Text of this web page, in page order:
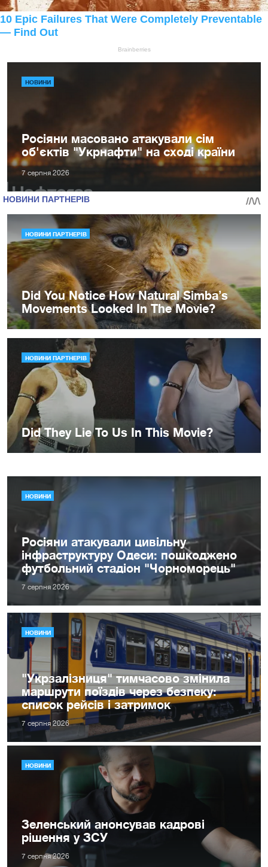
НОВИНИ
Росіяни масовано атакували сім
об'єктів "Укрнафти" на сході країни
7 серпня 2026
НОВИНИ
Росіяни атакували цивільну
інфраструктуру Одеси: пошкоджено
футбольний стадіон "Чорноморець"
7 серпня 2026
НОВИНИ
"Укрзалізниця" тимчасово змінила
маршрути поїздів через безпеку:
список рейсів і затримок
7 серпня 2026
НОВИНИ
Зеленський анонсував кадрові
рішення у ЗСУ
7 серпня 2026